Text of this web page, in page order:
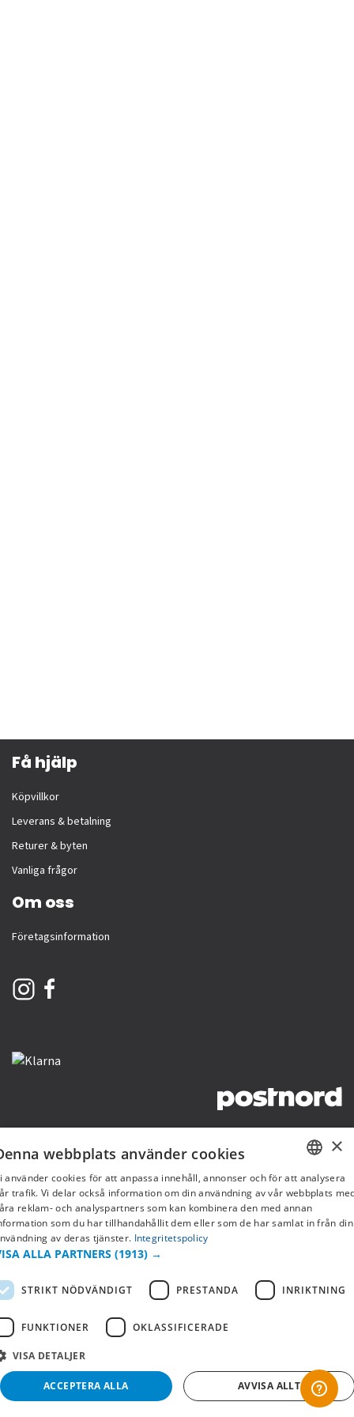
Få hjälp
Köpvillkor
Leverans & betalning
Returer & byten
Vanliga frågor
Om oss
Företagsinformation
SWEDISH
FI
×
webbplats använder cookies
använder cookies för att anpassa innehåll, annonser och för att analysera
trafik. Vi delar också information om din användning av vår webbplats
reklam- och analyspartners som kan kombinera den med annan
som du har tillhandahållit dem eller som de har samlat in från din
av deras tjänster. Integritetspolicy
ALLA PARTNERS (1913) →
STRIKT NÖDVÄNDIGT PRESTANDA INRIKTNING
FUNKTIONER OKLASSIFICERADE
VISA DETALJER
ACCEPTERA ALLA AVVISA ALLT